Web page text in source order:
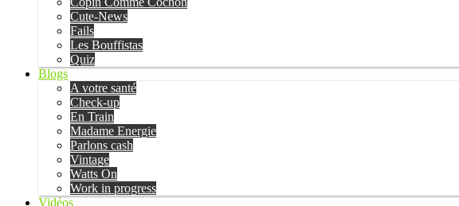
Cute-News
Fails
Les Bouffistas
Quiz
Blogs
A votre santé
Check-up
En Train
Madame Energie
Parlons cash
Vintage
Watts On
Work in progress
Vidéos